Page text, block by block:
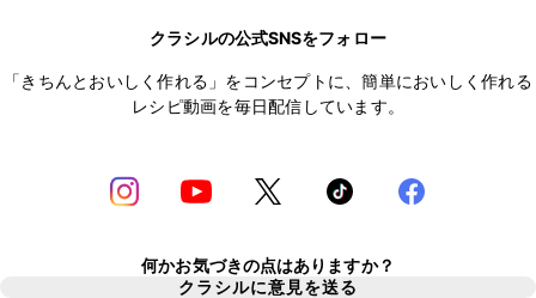
クラシルの公式SNSをフォロー
「きちんとおいしく作れる」をコンセプトに、簡単においしく作れる
レシピ動画を毎日配信しています。
何かお気づきの点はありますか？
クラシルに意見を送る